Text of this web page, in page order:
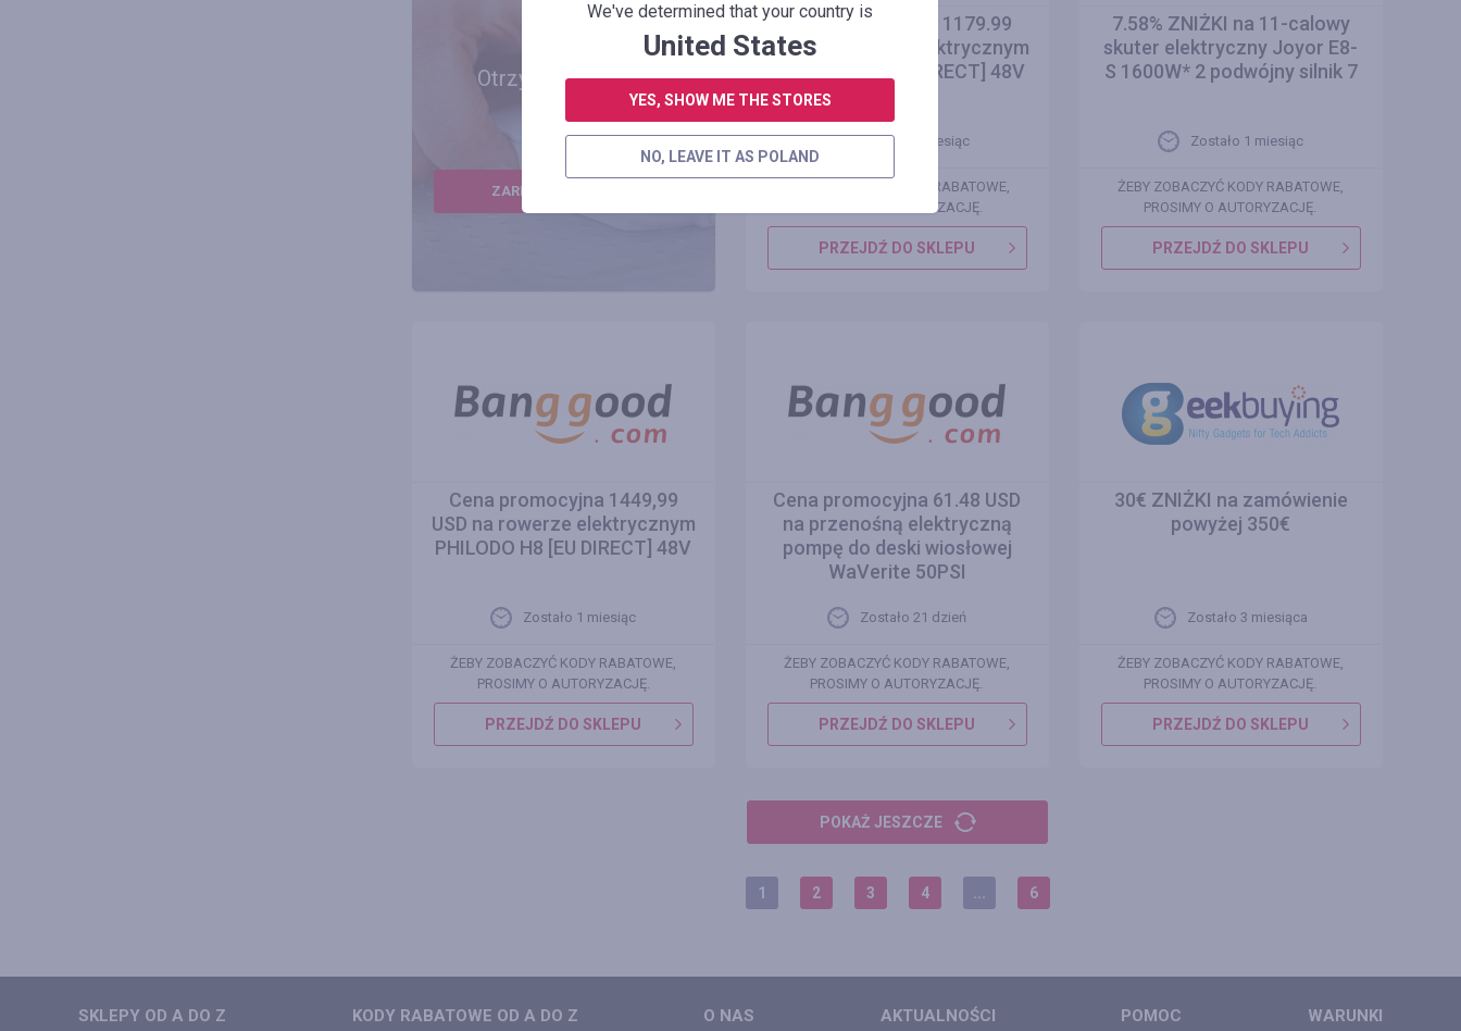
Otrzymuj korzyści
ZAREJESTROWAĆ SIĘ
Cena promocyjna 1179.99
USD na rowerze elektrycznym
PHILODO H7 [EU DIRECT] 48V
Zostało 1 miesiąc
ŻEBY ZOBACZYĆ KODY RABATOWE,
PROSIMY O AUTORYZACJĘ.
PRZEJDŹ DO SKLEPU
7.58% ZNIŻKI na 11-calowy
skuter elektryczny Joyor E8-
S 1600W* 2 podwójny silnik 7
Zostało 1 miesiąc
ŻEBY ZOBACZYĆ KODY RABATOWE,
PROSIMY O AUTORYZACJĘ.
PRZEJDŹ DO SKLEPU
Cena promocyjna 1449,99
USD na rowerze elektrycznym
PHILODO H8 [EU DIRECT] 48V
Zostało 1 miesiąc
ŻEBY ZOBACZYĆ KODY RABATOWE,
PROSIMY O AUTORYZACJĘ.
PRZEJDŹ DO SKLEPU
Cena promocyjna 61.48 USD
na przenośną elektryczną
pompę do deski wiosłowej
WaVerite 50PSI
Zostało 21 dzień
ŻEBY ZOBACZYĆ KODY RABATOWE,
PROSIMY O AUTORYZACJĘ.
PRZEJDŹ DO SKLEPU
30€ ZNIŻKI na zamówienie
powyżej 350€
Zostało 3 miesiąca
ŻEBY ZOBACZYĆ KODY RABATOWE,
PROSIMY O AUTORYZACJĘ.
PRZEJDŹ DO SKLEPU
POKAŻ JESZCZE
1 2 3 4 6
SKLEPY OD A DO Z KODY RABATOWE OD A DO Z O NAS AKTUALNOŚCI POMOC WARUNKI
We've determined that your country is
United States
YES, SHOW ME THE STORES
NO, LEAVE IT AS POLAND